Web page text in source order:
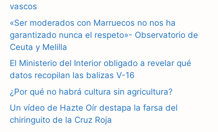
b
o
k
r
m
A
p
vascos
«Ser moderados con Marruecos no nos ha
garantizado nunca el respeto»- Observatorio de
Ceuta y Melilla
El Ministerio del Interior obligado a revelar qué
datos recopilan las balizas V-16
¿Por qué no habrá cultura sin agricultura?
Un vídeo de Hazte Oír destapa la farsa del
chiringuito de la Cruz Roja